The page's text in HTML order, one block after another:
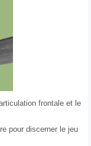
frontale et le
pour discerner le jeu